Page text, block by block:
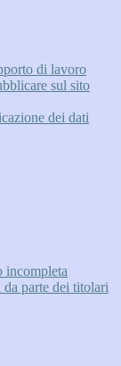
di lavoro
sul sito
dei dati
incompleta
parte dei titolari